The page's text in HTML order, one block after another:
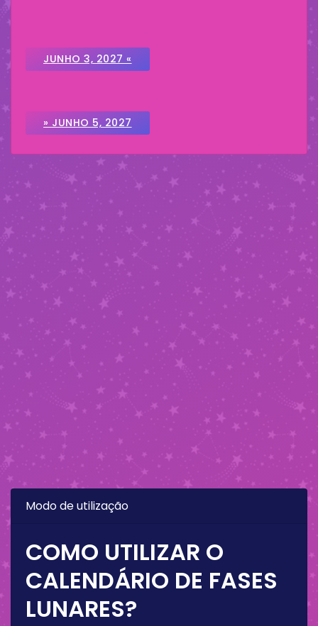
JUNHO 3, 2027 «
» JUNHO 5, 2027
Modo de utilização
COMO UTILIZAR O
CALENDÁRIO DE FASES
LUNARES?